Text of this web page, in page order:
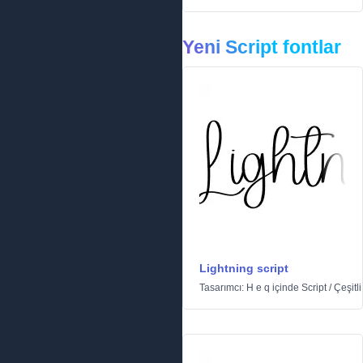
Yeni Script fontlar
Lightning script
Tasarımcı: H e q içinde Script/Çeşitli